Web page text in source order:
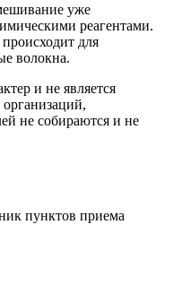
уже
реагентами.
для
волокна.
и не является
не собираются и не
пунктов приема